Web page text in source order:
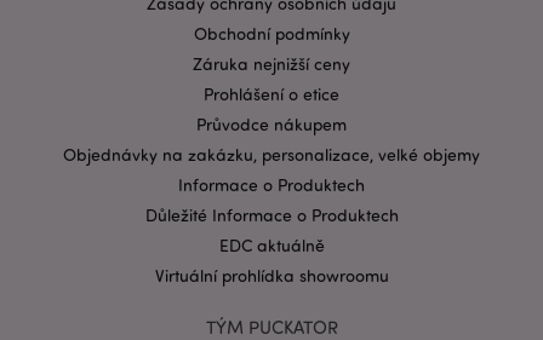
Obchodní podmínky
Záruka nejnižší ceny
Prohlášení o etice
Průvodce nákupem
Objednávky na zakázku, personalizace, velké objemy
Informace o Produktech
Důležité Informace o Produktech
EDC aktuálně
Virtuální prohlídka showroomu
TÝM PUCKATOR
CookieScriptConsent
CookieScript
Zásadách ochrany osobních údajů společnosti